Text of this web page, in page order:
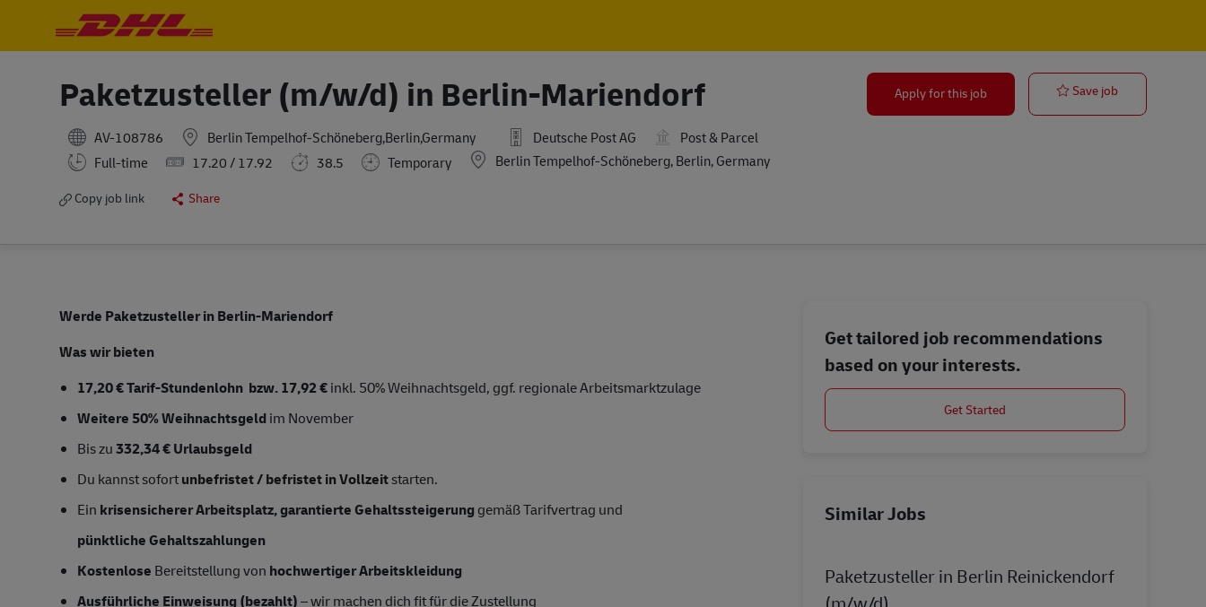
Paketzusteller (m/w/d) in Berlin-Mariendorf
AV-108786 Berlin Tempelhof-Schöneberg,Berlin,Germany Deutsche Post AG
Post & Parcel
Full-time
17.20 / 17.92 38.5 Temporary LocationBerlin Tempelhof-Schöneberg, Berlin, Germany
Copy job link Share
Apply for this job Save job
Werde Paketzusteller in Berlin-Mariendorf
Was wir bieten
17,20 € Tarif-Stundenlohn bzw.17,92 €inkl. 50% Weihnachtsgeld, ggf. regionale Arbeitsmarktzulage
Weitere 50% Weihnachtsgeldim November
Bis zu332,34 € Urlaubsgeld
Du kannst sofortunbefristet / befristet in Vollzeitstarten.
Ein krisensicherer Arbeitsplatz, garantierte Gehaltssteigerung gemäß Tarifvertrag und
pünktliche Gehaltszahlungen
Kostenlose Bereitstellung von hochwertiger Arbeitskleidung
Ausführliche Einweisung (bezahlt)– wir machen dich fit für die Zustellung
Get tailored job recommendations
based on your interests.
Get Started
Similar Jobs
Paketzusteller in Berlin Reinickendorf